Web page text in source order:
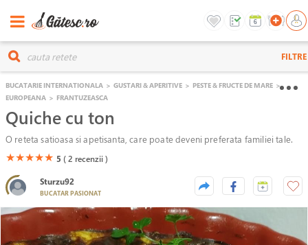
FILTRE
BUCATARIE INTERNATIONALA > GUSTARI & APERITIVE > PESTE & FRUCTE DE MARE >
EUROPEANA > FRANTUZEASCA
Quiche cu ton
O reteta satioasa si apetisanta, care poate deveni preferata familiei tale.
(*)
★(*)
★(*)
★(*)
★(*)
★ 5 ( 2 recenzii )
Sturzu92
BUCATAR PASIONAT